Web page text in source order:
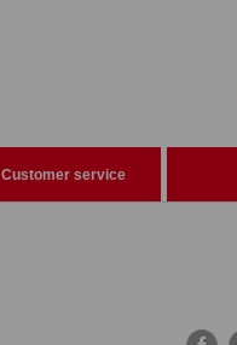
Customer service